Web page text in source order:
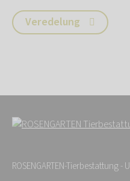
Veredelung
ROSENGARTEN-Tierbestattung -